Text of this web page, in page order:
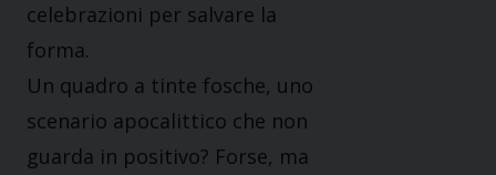
celebrazioni per salvare la
forma.
Un quadro a tinte fosche, uno
scenario apocalittico che non
guarda in positivo? Forse, ma